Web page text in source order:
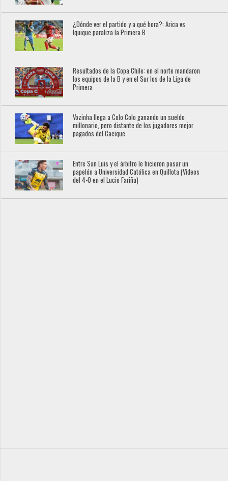
¿Dónde ver el partido y a qué hora?: Arica vs
Iquique paraliza la Primera B
Resultados de la Copa Chile: en el norte mandaron
los equipos de la B y en el Sur los de la Liga de
Primera
Vozinha llega a Colo Colo ganando un sueldo
millonario, pero distante de los jugadores mejor
pagados del Cacique
Entre San Luis y el árbitro le hicieron pasar un
papelón a Universidad Católica en Quillota (Videos
del 4-0 en el Lucio Fariña)